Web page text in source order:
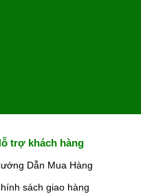
trợ khách hàng
Dẫn Mua Hàng
sách giao hàng